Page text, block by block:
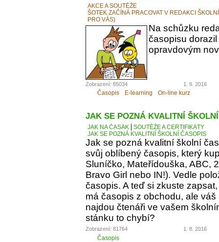
AKCE A SOUTĚŽE
ŠOTEK ZAČÍNÁ PRACOVAT V REDAKCI
PRO VÁS)
Na schůzku
časopisu
opravdovým
Zobrazení: 85034 1. 9. 2016
Časopis E-learning On-line kurz
JAK SE POZNÁ KVALITNÍ
JAK NA ČASÁK
SOUTĚŽE A CERTIFIKÁTY
JAK SE POZNÁ KVALITNÍ ŠKOLNÍ ČASOPIS
Jak se pozná kvalitní školní
svůj oblíbený časopis, který
Sluníčko, Mateřídouška, ABC,
Bravo Girl nebo IN!). Vedle
časopis. A teď si zkuste
má časopis z obchodu, ale
najdou čtenáři ve vašem
stánku to chybí?
Zobrazení: 81764 1. 8. 2016
Časopis